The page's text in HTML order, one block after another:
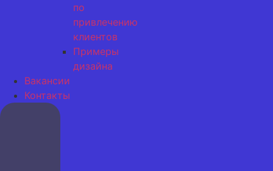
по
привлечению
клиентов
Примеры
дизайна
Вакансии
Контакты